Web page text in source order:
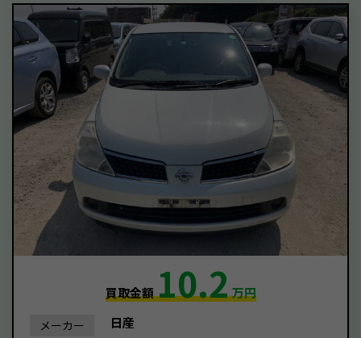
買取金額10.2万円
メーカー 日産